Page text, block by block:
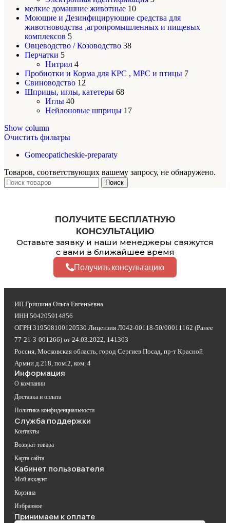
мелкие домашние животные 10
Моющие и Дезинфицирующие средства для
животноводства ,агропромышленных и пищевых
комплексов 5
Овцеводство / Козоводство 38
Перчатки 5
Нитрил 4
Пробиотки и Корма для КРС , МРС и птицы 7
Свиноводство 12
Шприцы, иглы, катетеры 68
Иглы 40
Нейлоновые шприцы 17
Show column
Очистить фильтры
Gomeopaticheskie-preparaty
Товаров, соответствующих вашему запросу, не обнаружено.
Поиск
ПОЛУЧИТЕ БЕСПЛАТНУЮ
КОНСУЛЬТАЦИЮ
Оставьте заявку и наши менеджеры свяжутся
с вами в ближайшее время
Получить консультацию
ИП Гришина Ольга Евгеньевна
ИНН 504205914856
ОГРН 319508100120530 Лицензия Л042-00118-50/00011162 (Ранее
77-21-3-001266) от 24.03.2022, 141303
Россия, Московская область, город Сергиев Посад, пр-т Красной
Армии д.218, пом.2, ком. 4
Информация
О компании
Доставка и оплата
Политика конфиденциальности
Служба поддержки
Контакты
Возврат товара
Карта сайта
Кабинет пользователя
Мой аккаунт
Корзина
Избранное
Принимаем к оплате